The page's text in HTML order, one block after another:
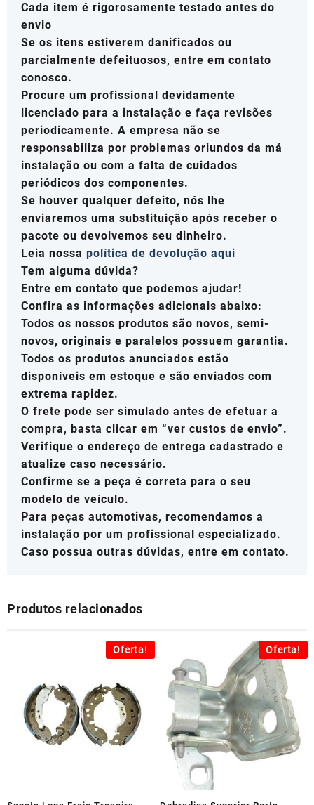
Cada item é rigorosamente testado antes do
envio
Se os itens estiverem danificados ou
parcialmente defeituosos, entre em contato
conosco.
Procure um profissional devidamente
licenciado para a instalação e faça revisões
periodicamente. A empresa não se
responsabiliza por problemas oriundos da má
instalação ou com a falta de cuidados
periódicos dos componentes.
Se houver qualquer defeito, nós lhe
enviaremos uma substituição após receber o
pacote ou devolvemos seu dinheiro.
Leia nossa política de devolução aqui
Tem alguma dúvida?
Entre em contato que podemos ajudar!
Confira as informações adicionais abaixo:
Todos os nossos produtos são novos, semi-
novos, originais e paralelos possuem garantia.
Todos os produtos anunciados estão
disponíveis em estoque e são enviados com
extrema rapidez.
O frete pode ser simulado antes de efetuar a
compra, basta clicar em “ver custos de envio”.
Verifique o endereço de entrega cadastrado e
atualize caso necessário.
Confirme se a peça é correta para o seu
modelo de veículo.
Para peças automotivas, recomendamos a
instalação por um profissional especializado.
Caso possua outras dúvidas, entre em contato.
Produtos relacionados
Oferta! Oferta!